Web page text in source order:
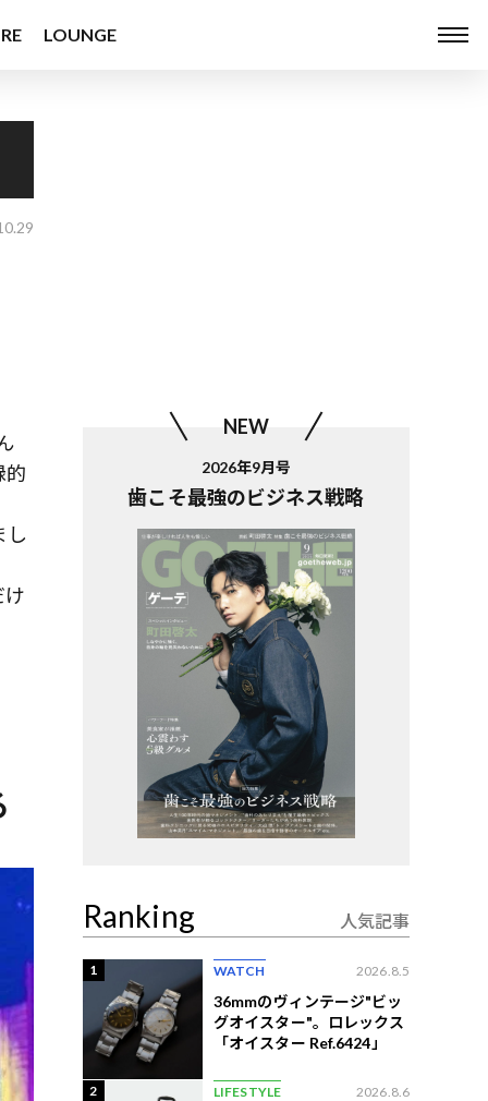
LOUNGE
的
し
け
NEW
2026年9月号
歯こそ最強のビジネス戦略
Ranking 人気記事
1 WATCH 2026.8.5
36mmのヴィンテージ"ビッ
グオイスター"。ロレックス
「オイスター Ref.6424」
2 LIFESTYLE 2026.8.6